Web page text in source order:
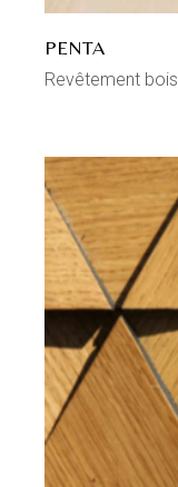
PENTA
Revêtement bois